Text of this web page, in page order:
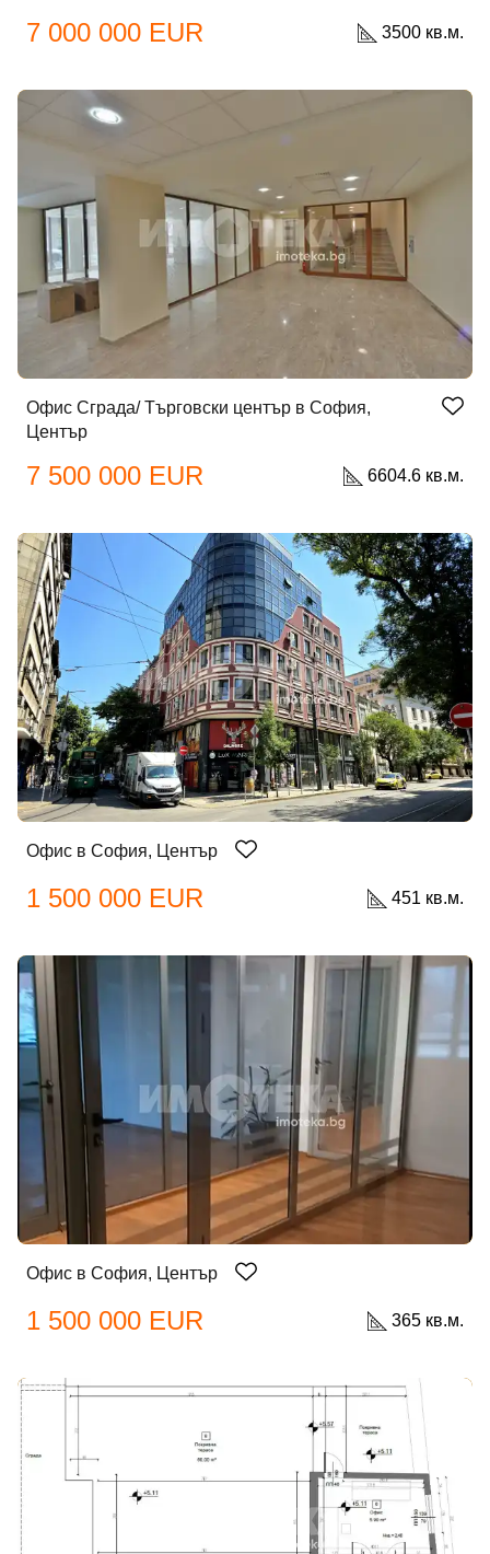
7 000 000 EUR 3500 кв.м.
Офис Сграда/ Търговски център в София,
Център
7 500 000 EUR 6604.6 кв.м.
Офис в София, Център
1 500 000 EUR 451 кв.м.
Офис в София, Център
1 500 000 EUR 365 кв.м.